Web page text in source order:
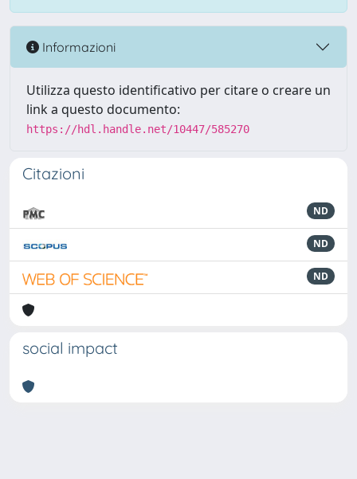
Informazioni
Utilizza questo identificativo per citare o creare un
link a questo documento:
https://hdl.handle.net/10447/585270
Citazioni
ND
ND
ND
social impact